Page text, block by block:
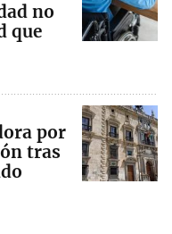
no
que
por
tras